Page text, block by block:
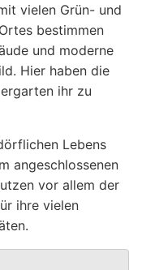
vielen Grün- und
bestimmen
und moderne
Hier haben die
ihr zu
Lebens
angeschlossenen
vor allem der
ihre vielen